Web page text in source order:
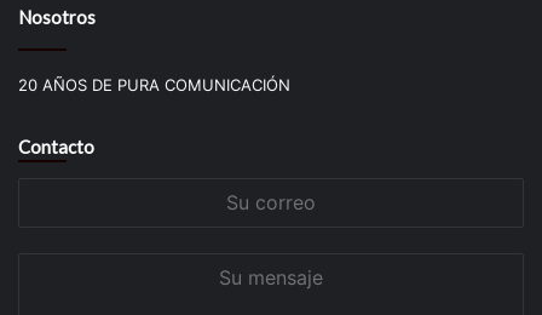
Nosotros
20 AÑOS DE PURA COMUNICACIÓN
Contacto